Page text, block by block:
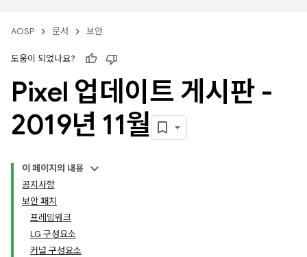
AOSP 문서 보안
도움이 되었나요?
Pixel 업데이트 게시판 -
2019년 11월
이 페이지의 내용
공지사항
보안 패치
프레임워크
LG 구성요소
커널 구성요소